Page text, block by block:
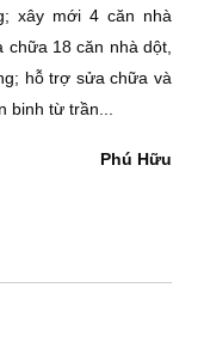
xây mới 4 căn nhà
18 căn nhà dột,
hỗ trợ sửa chữa và
binh từ trần...
Phú Hữu